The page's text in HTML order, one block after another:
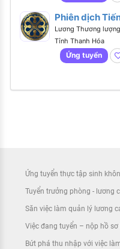
Phiên dịch
Lương Thương lượng
Tỉnh Thanh Hóa
Ứng tuyển
Ứng tuyển thực tập sinh
Tuyển trưởng phòng - lương
Săn việc làm quản lý lương
Việc đang tuyển – nộp hồ sơ
Bứt phá thu nhập với việc